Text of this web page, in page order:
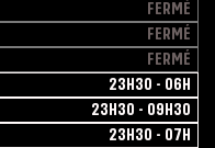
FERMÉ
FERMÉ
FERMÉ
23H30 - 06H
23H30 - 09H30
23H30 - 07H